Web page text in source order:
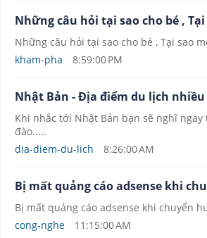
Những câu hỏi tại sao cho bé ,
Những câu hỏi tại sao cho bé , Tại sao
kham-pha
8:59:00 PM
Nhật Bản - Địa điểm du lịch
Khi nhắc tới Nhật Bản bạn sẽ nghĩ
đào.....
dia-diem-du-lich
8:26:00 AM
Bị mất quảng cáo adsense khi
Bị mất quảng cáo adsense khi chuyển
cong-nghe
11:15:00 AM